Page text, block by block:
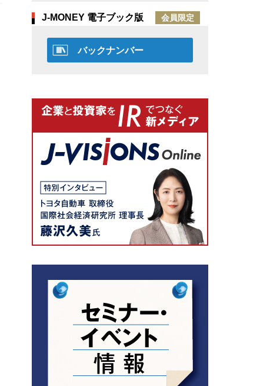
J-MONEY 電子ブック版 会員限定
バックナンバー